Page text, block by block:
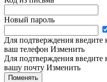
Новый пароль
Для подтверждения введите
ваш телефон Изменить
Для подтверждения введите
вашу почту Изменить
Поменять